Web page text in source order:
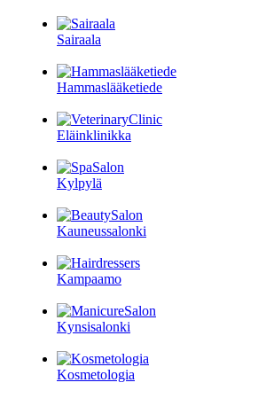
Sairaala
Hammaslääketiede
Eläinklinikka
Kylpylä
Kauneussalonki
Kampaamo
Kynsisalonki
Kosmetologia